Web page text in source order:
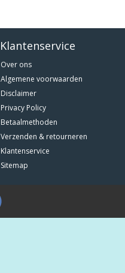
Klantenservice
Over ons
Algemene voorwaarden
Disclaimer
Privacy Policy
Betaalmethoden
Verzenden & retourneren
Klantenservice
Sitemap